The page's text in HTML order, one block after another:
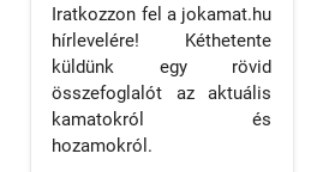
Iratkozzon fel a jokamat.hu
hírlevelére! Kéthetente
küldünk egy rövid
összefoglalót az aktuális
kamatokról és
hozamokról.